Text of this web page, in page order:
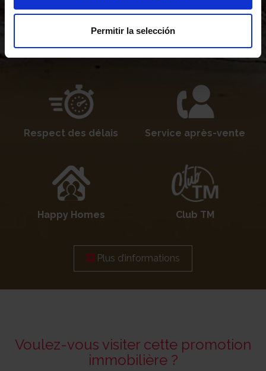
Permitir la selección
Financement Personnalisation
Respect des délais Service après-vente
Happy Homes Club TM
Plus d’informations
Voulez-vous visiter cette promotion
immobilière ?